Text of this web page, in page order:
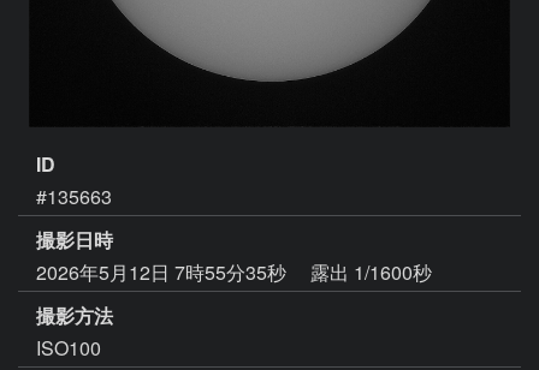
ID
#135663
撮影日時
2026年5月12日 7時55分35秒
露出 1/1600秒
撮影方法
ISO100